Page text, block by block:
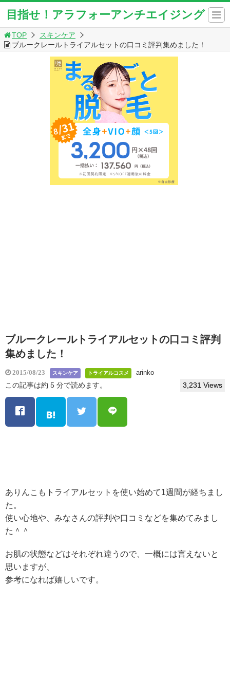
目指せ！アラフォーアンチエイジング
TOP
スキンケア
ブルークレールトライアルセットの口コミ評判集めました！
ブルークレールトライアルセットの口コミ評判
集めました！
2015/08/23 スキンケア トライアルコスメ arinko
この記事は約 5 分で読めます。 3,231 Views
ありんこもトライアルセットを使い始めて1週間が経ちまし
た。
使い心地や、みなさんの評判や口コミなどを集めてみまし
た＾＾
お肌の状態などはそれぞれ違うので、一概には言えないと
思いますが、
参考になれば嬉しいです。